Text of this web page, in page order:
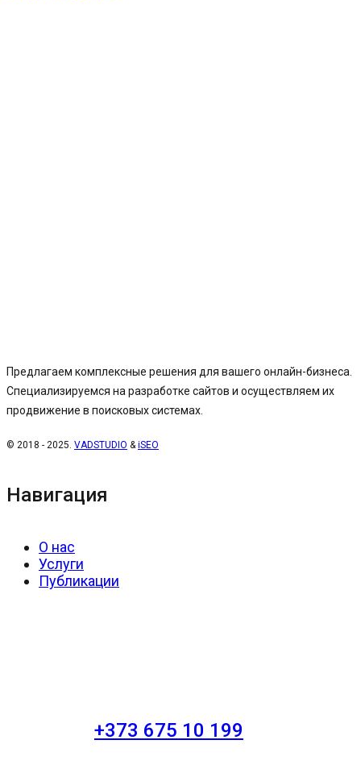
Предлагаем комплексные решения для вашего онлайн-бизнеса.
Специализируемся на разработке сайтов и осуществляем их
продвижение в поисковых системах.
© 2018 - 2025. VADSTUDIO & iSEO
Навигация
О нас
Услуги
Публикации
+373 675 10 199